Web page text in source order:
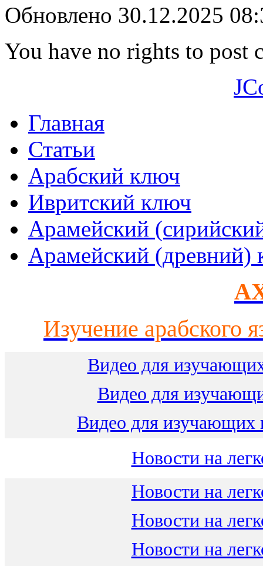
Обновлено 30.12.2025
You have no rights to post
Главная
Статьи
Арабский ключ
Ивритский ключ
Арамейский
Арамейский (древний)
Изучение арабского
Видео для
Видео для
Видео для изучающих
Новости на
Новости на
Новости на
Новости на